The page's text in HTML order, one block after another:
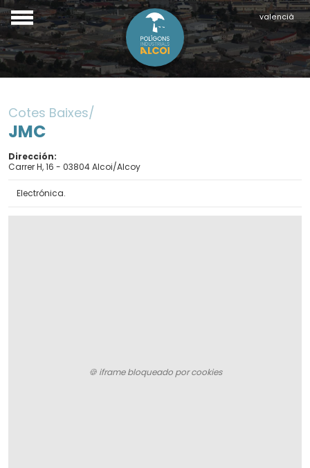
valencià
Cotes Baixes
JMC
Dirección
Carrer H, 16 - 03804 Alcoi/Alcoy
Electrónica.